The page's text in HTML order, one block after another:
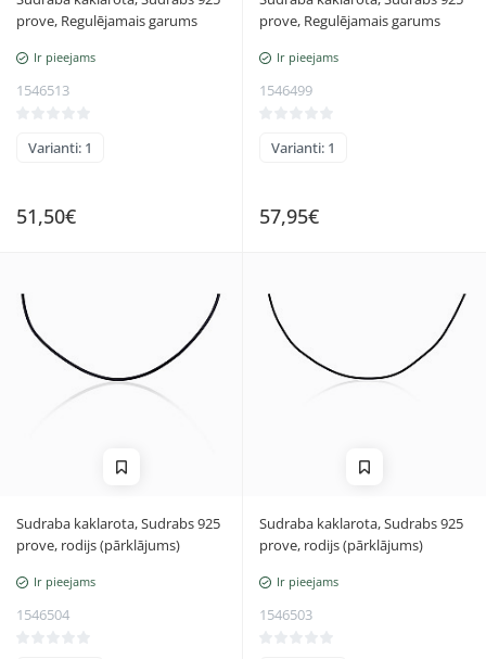
prove, Regulējamais garums
Ir pieejams
1546513
Varianti: 1
51,50€
prove, Regulējamais garums
Ir pieejams
1546499
Varianti: 1
57,95€
Sudraba kaklarota, Sudrabs 925
prove, rodijs (pārklājums)
Ir pieejams
1546504
Sudraba kaklarota, Sudrabs 925
prove, rodijs (pārklājums)
Ir pieejams
1546503